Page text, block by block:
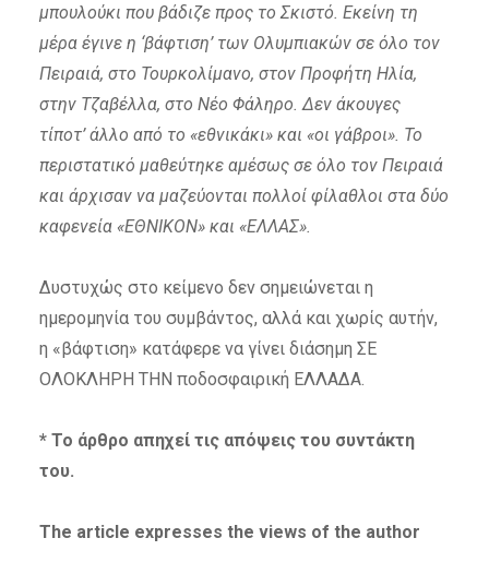
μπουλούκι που βάδιζε προς το Σκιστό. Εκείνη τη
μέρα έγινε η ‘βάφτιση’ των Ολυμπιακών σε όλο τον
Πειραιά, στο Τουρκολίμανο, στον Προφήτη Ηλία,
στην Τζαβέλλα, στο Νέο Φάληρο. Δεν άκουγες
τίποτ’ άλλο από το «εθνικάκι» και «οι γάβροι». Το
περιστατικό μαθεύτηκε αμέσως σε όλο τον Πειραιά
και άρχισαν να μαζεύονται πολλοί φίλαθλοι στα δύο
καφενεία «ΕΘΝΙΚΟΝ» και «ΕΛΛΑΣ».
Δυστυχώς στο κείμενο δεν σημειώνεται η
ημερομηνία του συμβάντος, αλλά και χωρίς αυτήν,
η «βάφτιση» κατάφερε να γίνει διάσημη ΣΕ
ΟΛΟΚΛΗΡΗ ΤΗΝ ποδοσφαιρική ΕΛΛΑΔΑ.
* Το άρθρο απηχεί τις απόψεις του συντάκτη
του.
The article expresses the views of the author